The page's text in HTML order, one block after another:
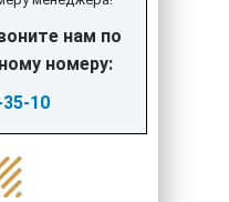
нам по
номеру:
10